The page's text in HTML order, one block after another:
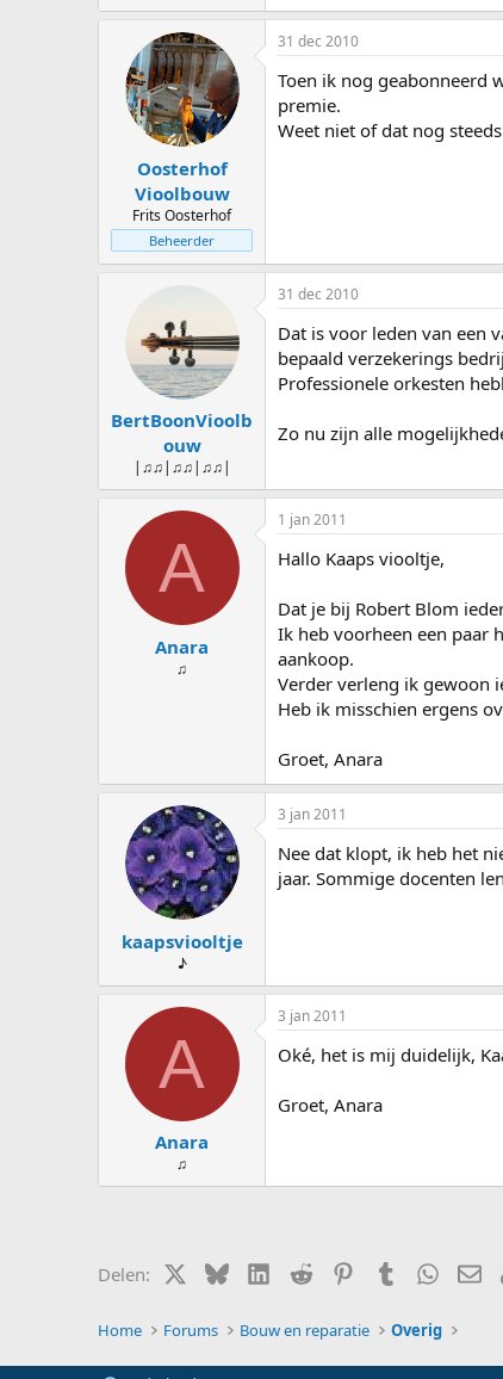
Oosterhof
Vioolbouw
Frits Oosterhof
Beheerder
31 dec 2010
Toen ik nog geabonneerd
premie.
Weet niet of dat nog
BertBoonVioolb
ouw
|♫♫|♫♫|♫♫|
31 dec 2010
Dat is voor leden van een
bepaald verzekerings
Professionele orkesten
Zo nu zijn alle
A
Anara
♫
1 jan 2011
Hallo Kaaps viooltje,
Dat je bij Robert Blom
Ik heb voorheen een paar
aankoop.
Verder verleng ik gewoon
Heb ik misschien ergens
Groet, Anara
kaapsviooltje
♪
3 jan 2011
Nee dat klopt, ik heb het
jaar. Sommige docenten
A
Anara
♫
3 jan 2011
Oké, het is mij duidelijk,
Groet, Anara
Delen: X (Twitter)
BlueskyLinkedIn
Reddit PinterestTumblr E-
Home Forums Bouw en reparatie Overig